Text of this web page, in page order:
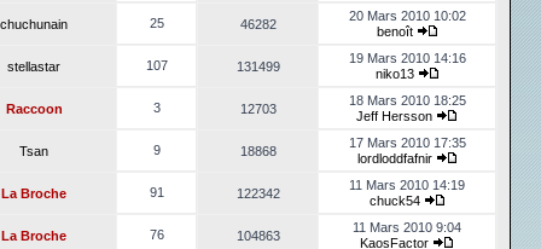
chuchunain 25 46282
20 Mars 2010 10:02
benoît
stellastar 107 131499
19 Mars 2010 14:16
niko13
Raccoon 3 12703
18 Mars 2010 18:25
Jeff Hersson
Tsan 9 18868
17 Mars 2010 17:35
lordloddfafnir
La Broche 91 122342
11 Mars 2010 14:19
chuck54
La Broche 76 104863
11 Mars 2010 9:04
KaosFactor